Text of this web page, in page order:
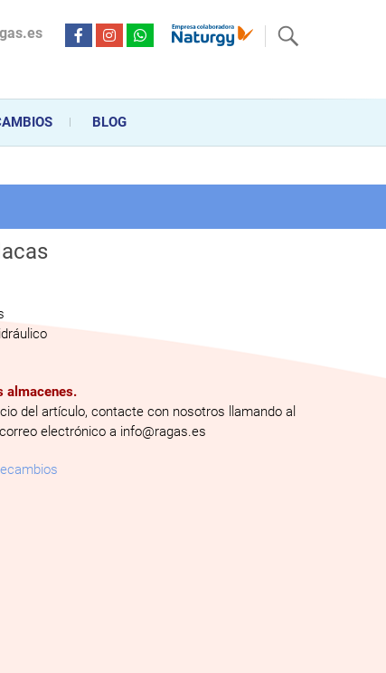
desde hace más de 20 años . Acompañamos al cliente
en la venta, montaje y reparación, hasta la
BLOG
almacenes.
del artículo, contacte con nosotros llamando al
electrónico a info@ragas.es